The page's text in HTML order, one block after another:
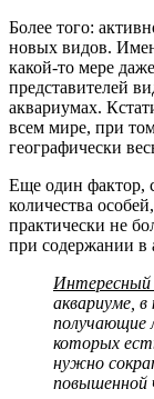
Более того:
новых видов.
какой-то мере
представителей
аквариумах.
всем мире, при
географически
Еще один фактор,
количества
практически не
при содержании в
аквариуме,
получающие
которых
нужно
повышенной